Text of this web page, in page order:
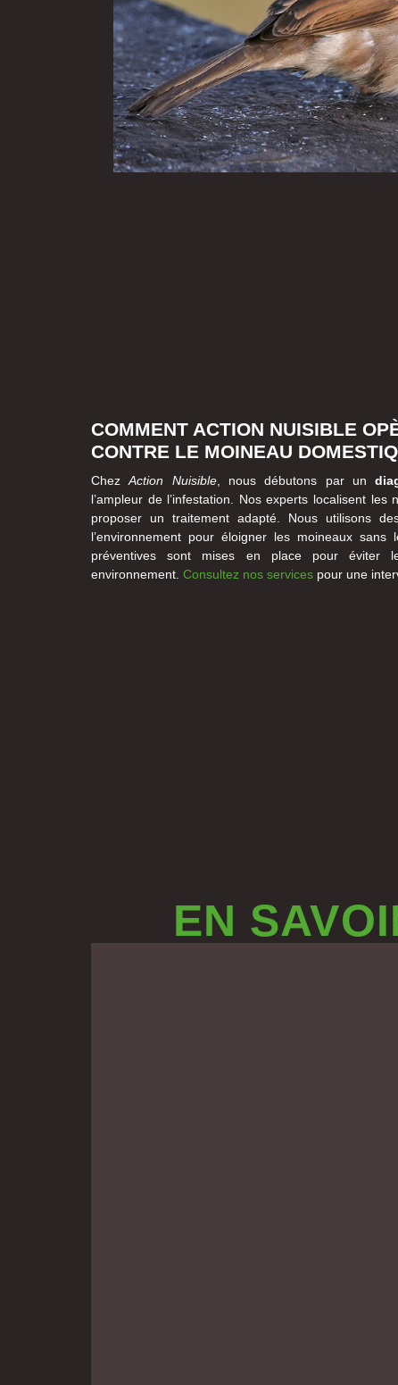
COMMENT ACTION NUISIBLE
CONTRE LE MOINEAU
ChezAction Nuisible, nous débutons par un
l’ampleur de l’infestation. Nos experts localisent
proposer un traitement adapté. Nous utilisons
l’environnement pour éloigner les moineaux
préventives sont mises en place pour éviter
environnement. Consultez nos services pour une
EN